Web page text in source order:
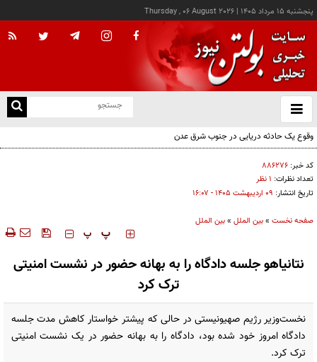
پنجشنبه ۱۵ مرداد ۱۴۰۵ |
Thursday , 06 August 2026
باز
و
وقوع یک حادثه دریایی در جنوب شرق عدن
کد خبر: ۸۸۶۲۷۶
تعداد نظرات: ۱ نظر
تاریخ انتشار: ۰۹ ارديبهشت ۱۴۰۵ - ۱۶:۰۷
صفحه نخست »بین الملل »بین الملل
‍‍‍ پ پ
نتانیاهو جلسه دادگاه را به بهانه حضور در نشست امنیتی
ترک کرد
نخست‌وزیر رژیم صهیونیستی در حالی که پیشتر خواستار کاهش مدت جلسه
دادگاه امروز خود شده بود، دادگاه را به بهانه حضور در یک نشست امنیتی
ترک کرد.